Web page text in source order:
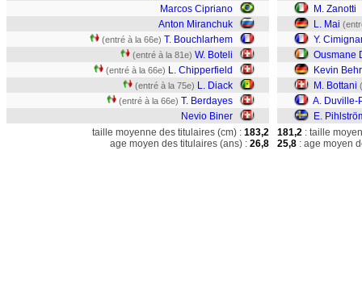
Marcos Cipriano
Anton Miranchuk
(entré à la 66e) T. Bouchlarhem
(entré à la 81e) W. Boteli
(entré à la 66e) L. Chipperfield
(entré à la 75e) L. Diack
(entré à la 66e) T. Berdayes
Nevio Biner
M. Zanotti
L. Mai
Y.
Ousmane
Kevin
M. Bottani
A. Duville-
E.
taille moyenne des titulaires (cm) : 183,2
age moyen des titulaires (ans) : 26,8
181,2 : taille
25,8 : age moyen